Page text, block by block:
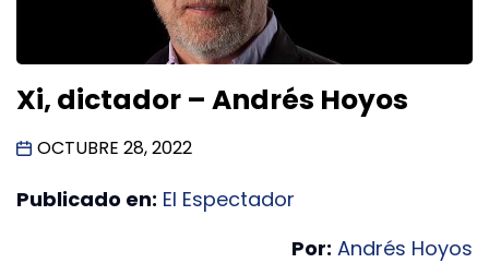
Xi, dictador – Andrés Hoyos
OCTUBRE 28, 2022
Publicado en: El Espectador
Por: Andrés Hoyos